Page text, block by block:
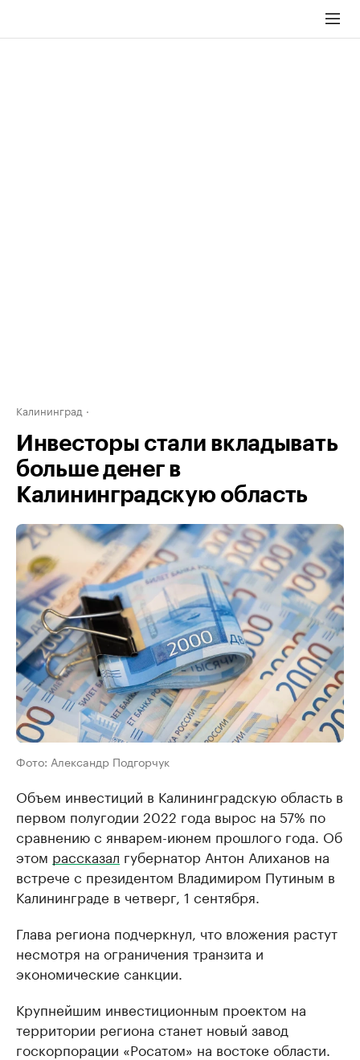
Калининград
Инвесторы стали вкладывать
больше денег в
Калининградскую область
Фото: Александр Подгорчук
Объем инвестиций в Калининградскую область в
первом полугодии 2022 года вырос на 57% по
сравнению с январем-июнем прошлого года. Об
этом рассказал губернатор Антон Алиханов на
встрече с президентом Владимиром Путиным в
Калининграде в четверг, 1 сентября.
Глава региона подчеркнул, что вложения растут
несмотря на ограничения транзита и
экономические санкции.
Крупнейшим инвестиционным проектом на
территории региона станет новый завод
госкорпорации «Росатом» на востоке области.